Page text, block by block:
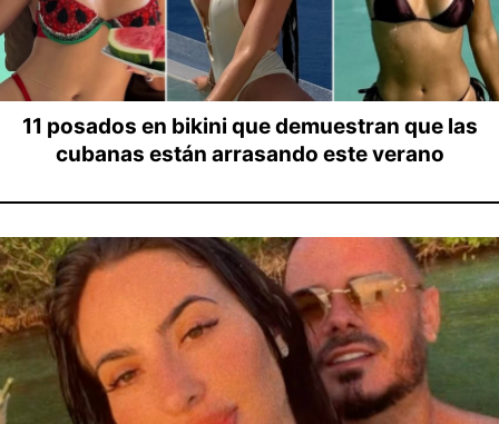
11 posados en bikini que demuestran que las
cubanas están arrasando este verano